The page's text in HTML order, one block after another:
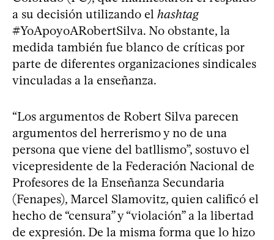
a su decisión utilizando el hashtag
#YoApoyoARobertSilva. No obstante, la
medida también fue blanco de críticas por
parte de diferentes organizaciones sindicales
vinculadas a la enseñanza.
“Los argumentos de Robert Silva parecen
argumentos del herrerismo y no de una
persona que viene del batllismo”, sostuvo el
vicepresidente de la Federación Nacional de
Profesores de la Enseñanza Secundaria
(Fenapes), Marcel Slamovitz, quien calificó el
hecho de “censura” y “violación” a la libertad
de expresión. De la misma forma que lo hizo